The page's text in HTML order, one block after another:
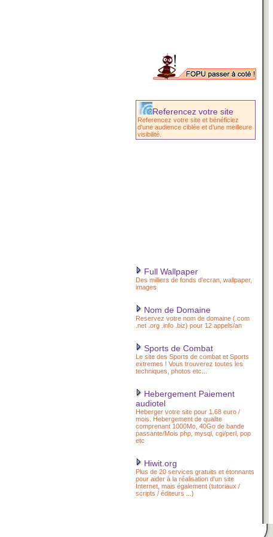
Referencez votre site
Referencez votre site et bénéficiez
d'une audience ciblée et d’une meilleure
visibilité.
Full Wallpaper
Des milliers de fonds d'ecran, wallpaper,
images
Nom de Domaine
Reservez votre nom de domaine (.com
.net .org .info .biz) pour 12 appels/an
Sports de Combat
Le site des Sports de combat et Sports
extremes ! Vous trouverez toutes les
techniques, photos etc...
Hebergement Paiement
audiotel
Heberger votre site pour 1.68 euro /
mois. Hebergement de qualite
comprenant 1000Mo, 40Go de bande
passante/Mois php, mysql, cgi/perl, pop
etc
Hiwit.org
Plus de 20 services gratuits et étonnants
pour aider à la réalisation d'un site
Internet, mais également (tutoriaux /
scripts / éditeurs ...)